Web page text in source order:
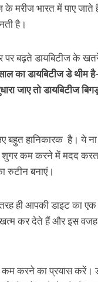
के मरीज भारत में पाए
है।
पर बढ़ते डायबिटीज के
का डायबिटीज डे थीम है-
जाए तो डायबिटीज
बहुत हानिकारक है। ये ना
शुगर कम करने में मदद
रुटीन बनाएं।
तरह ही आपकी डाइट का
खत्म कर देते हैं और इस
करने का प्रयास करें।